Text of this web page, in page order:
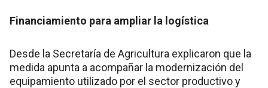
Financiamiento para ampliar la logística
Desde la Secretaría de Agricultura explicaron que la
medida apunta a acompañar la modernización del
equipamiento utilizado por el sector productivo y